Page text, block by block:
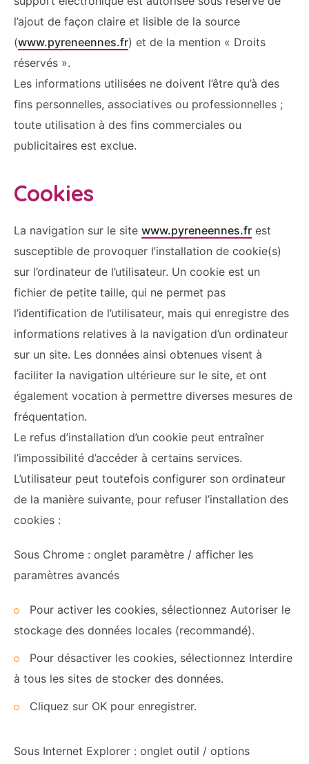
l’ajout de façon claire et lisible de la source
(www.pyreneennes.fr) et de la mention « Droits
réservés ».
Les informations utilisées ne doivent l’être qu’à des
fins personnelles, associatives ou professionnelles ;
toute utilisation à des fins commerciales ou
publicitaires est exclue.
Cookies
La navigation sur le site www.pyreneennes.fr est
susceptible de provoquer l’installation de cookie(s)
sur l’ordinateur de l’utilisateur. Un cookie est un
fichier de petite taille, qui ne permet pas
l’identification de l’utilisateur, mais qui enregistre des
informations relatives à la navigation d’un ordinateur
sur un site. Les données ainsi obtenues visent à
faciliter la navigation ultérieure sur le site, et ont
également vocation à permettre diverses mesures de
fréquentation.
Le refus d’installation d’un cookie peut entraîner
l’impossibilité d’accéder à certains services.
L’utilisateur peut toutefois configurer son ordinateur
de la manière suivante, pour refuser l’installation des
cookies :
Sous Chrome : onglet paramètre / afficher les
paramètres avancés
Pour activer les cookies, sélectionnez Autoriser le
stockage des données locales (recommandé).
Pour désactiver les cookies, sélectionnez Interdire
à tous les sites de stocker des données.
Cliquez sur OK pour enregistrer.
Sous Internet Explorer : onglet outil / options